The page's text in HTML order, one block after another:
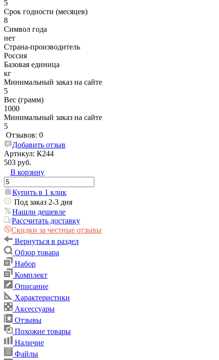
5
Срок годности (месяцев)
8
Символ года
нет
Страна-производитель
Россия
Базовая единица
кг
Минимальный заказ на сайте
5
Вес (грамм)
1000
Минимальный заказ на сайте
5
Отзывов: 0
Добавить отзыв
Артикул: К244
503 руб.
В корзину
Купить в 1 клик
Под заказ 2-3 дня
Нашли дешевле
Рассчитать доставку
Скидки за честные отзывы
Вернуться в раздел
Обзор товара
Набор
Комплект
Описание
Характеристики
Аксессуары
Отзывы
Похожие товары
Наличие
Файлы